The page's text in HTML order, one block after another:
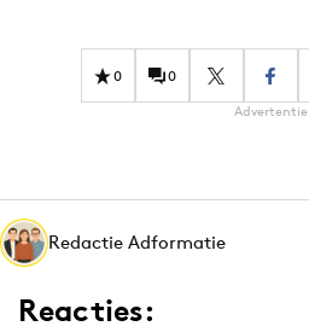
Diversiteit
Effectiviteit
Martech
Media
Merkstrategie
0 0
Advertentie
Redactie Adformatie
Reacties: